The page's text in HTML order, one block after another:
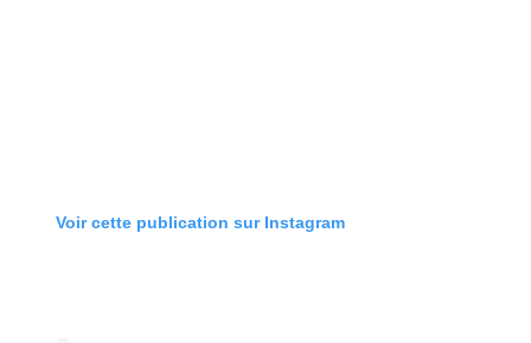
Voir cette publication sur Instagram